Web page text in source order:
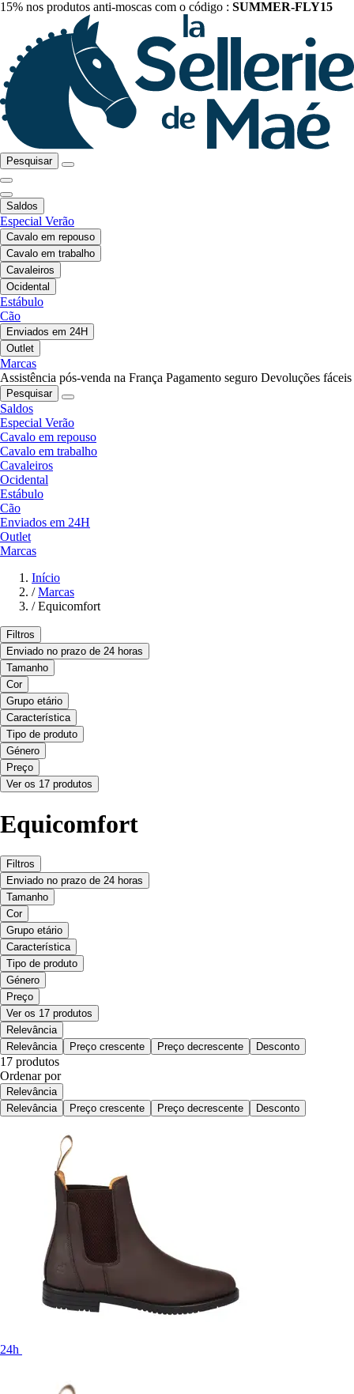
15% nos produtos anti-moscas com o código : SUMMER-FLY15
Pesquisar
Saldos
Especial Verão
Cavalo em repouso
Cavalo em trabalho
Cavaleiros
Ocidental
Estábulo
Cão
Enviados em 24H
Outlet
Marcas
Assistência pós-venda na França Pagamento seguro Devoluções fáceis
Pesquisar
Saldos
Especial Verão
Cavalo em repouso
Cavalo em trabalho
Cavaleiros
Ocidental
Estábulo
Cão
Enviados em 24H
Outlet
Marcas
Início
/ Marcas
/ Equicomfort
Filtros
Enviado no prazo de 24 horas
Tamanho
Cor
Grupo etário
Característica
Tipo de produto
Género
Preço
Ver os 17 produtos
Equicomfort
Filtros
Enviado no prazo de 24 horas
Tamanho
Cor
Grupo etário
Característica
Tipo de produto
Género
Preço
Ver os 17 produtos
Relevância
Relevância
Preço crescente Preço decrescente Desconto
17 produtos
Ordenar por
Relevância
Relevância
Preço crescente Preço decrescente Desconto
24h